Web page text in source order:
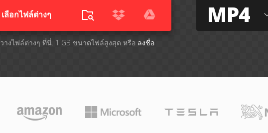
เลือกไฟล์ต่างๆ​
วางไฟล์ต่างๆ​ ที่นี่. 1 GB ขนาดไฟล์สูงสุด หรือ ลงชื่อ
MP4